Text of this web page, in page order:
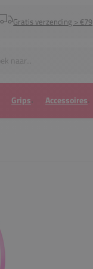
Gratis verzending > €79
Grips Accessoires